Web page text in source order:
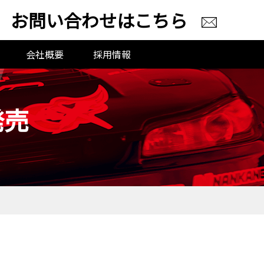
お問い合わせはこちら
会社概要 採用情報